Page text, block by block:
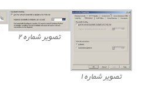
تصویر شماره ۱
تصویر شماره ۲